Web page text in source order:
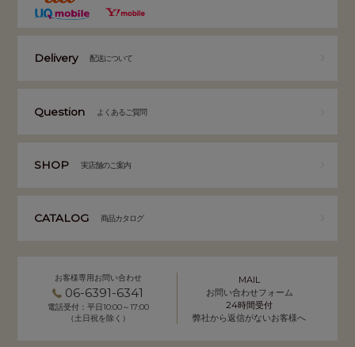
Delivery 配送について
Question よくあるご質問
SHOP 実店舗のご案内
CATALOG 商品カタログ
お客様専用お問い合わせ
06-6391-6341
電話受付：平日10:00～17:00
（土日祝を除く）
MAIL
お問い合わせフォーム
24時間受付
弊社から返信がないお客様へ